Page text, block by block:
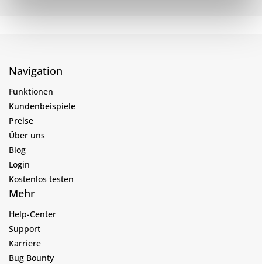
Navigation
Funktionen
Kundenbeispiele
Preise
Über uns
Blog
Login
Kostenlos testen
Mehr
Help-Center
Support
Karriere
Bug Bounty